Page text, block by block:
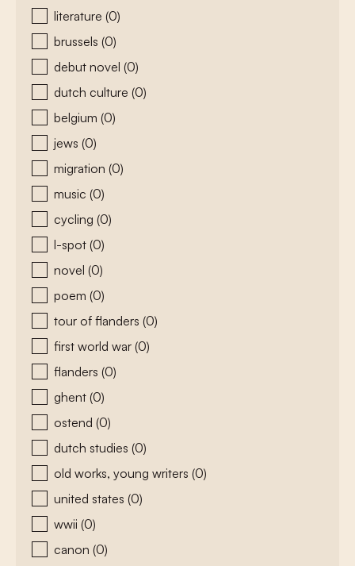
literature (0)
brussels (0)
debut novel (0)
dutch culture (0)
belgium (0)
jews (0)
migration (0)
music (0)
cycling (0)
l-spot (0)
novel (0)
poem (0)
tour of flanders (0)
first world war (0)
flanders (0)
ghent (0)
ostend (0)
dutch studies (0)
old works, young writers (0)
united states (0)
wwii (0)
canon (0)